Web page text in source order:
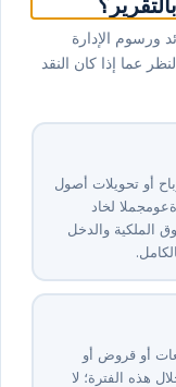
ورسوم الإدارة
عما إذا كان النقد
أو تحويلات أصول
المالية
الملكية والدخل
أو قروض أو
هذه الفترة؛ لا